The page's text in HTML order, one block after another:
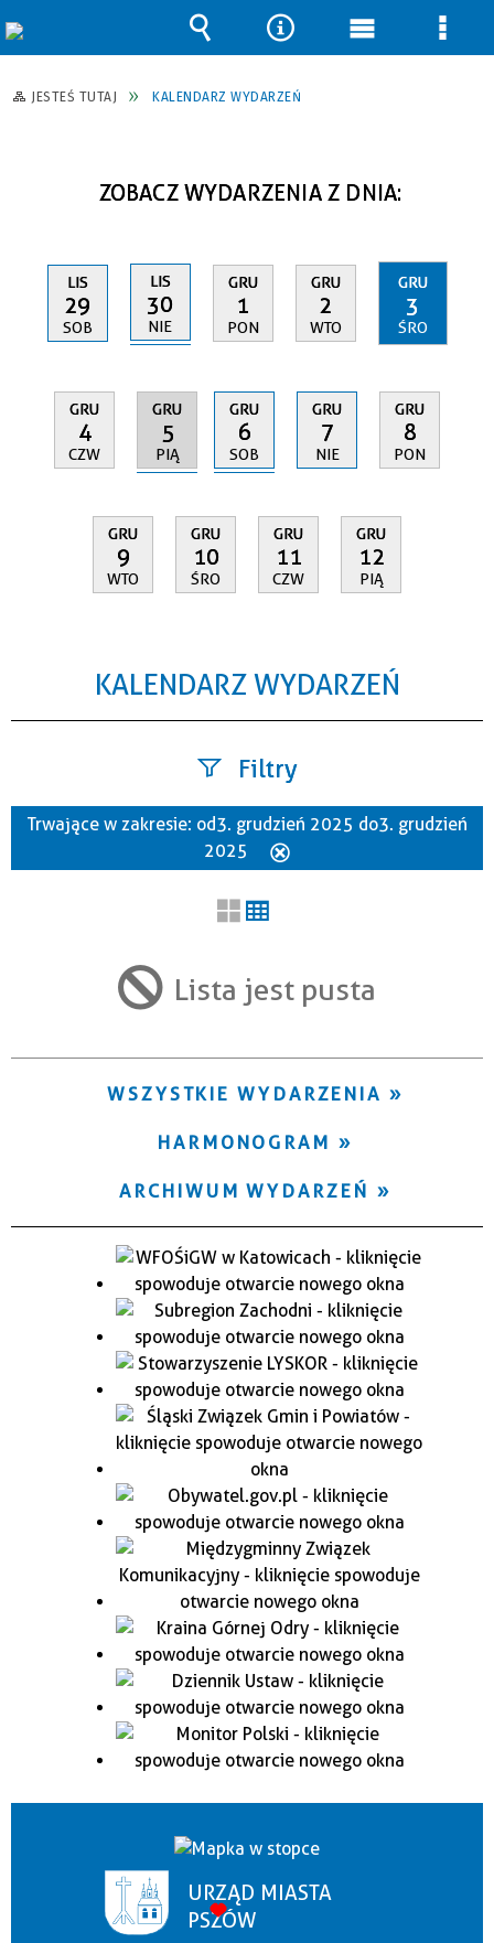
JESTEŚ TUTAJ KALENDARZ WYDARZEŃ
ZOBACZ WYDARZENIA Z DNIA:
LIS
29
SOB
LIS
30
NIE
GRU
1
PON
GRU
2
WTO
GRU
3
ŚRO
GRU
4
CZW
GRU
5
PIĄ
GRU
6
SOB
GRU
7
NIE
GRU
8
PON
GRU
9
WTO
GRU
10
ŚRO
GRU
11
CZW
GRU
12
PIĄ
KALENDARZ WYDARZEŃ
Filtry
Szukana fraza
Trwające w zakresie
Trwające w zakresie: od 3. grudzień 2025 do 3. grudzień
2025
Lista jest pusta
WSZYSTKIE WYDARZENIA
HARMONOGRAM
ARCHIWUM WYDARZEŃ
URZĄD MIASTA
PSZÓW
Wyszukiwarka
Narzędzia
Menu Menu